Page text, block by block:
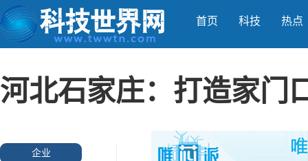
首页 科技 热点
河北石家庄：打造家门
企业